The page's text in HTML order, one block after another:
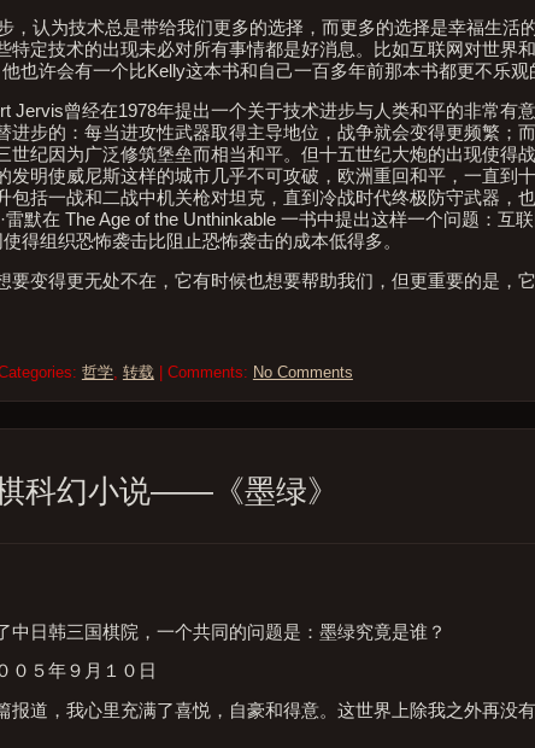
，认为技术总是带给我们更多的选择，而更多的选择是幸福生活
特定技术的出现未必对所有事情都是好消息。比如互联网对世界
也许会有一个比Kelly这本书和自己一百多年前那本书都更不乐观
Jervis曾经在1978年提出一个关于技术进步与人类和平的非常有
进步的：每当进攻性武器取得主导地位，战争就会变得更频繁；
世纪因为广泛修筑堡垒而相当和平。但十五世纪大炮的出现使得
发明使威尼斯这样的城市几乎不可攻破，欧洲重回和平，一直到
包括一战和二战中机关枪对坦克，直到冷战时代终极防守武器，
雷默在 The Age of the Unthinkable 一书中提出这样一个问题：互
得组织恐怖袭击比阻止恐怖袭击的成本低得多。
要变得更无处不在，它有时候也想要帮助我们，但更重要的是，
哲学, 转载| Comments: No Comments
科幻小说——《墨绿》
中日韩三国棋院，一个共同的问题是：墨绿究竟是谁？
５年９月１０日
报道，我心里充满了喜悦，自豪和得意。这世界上除我之外再没